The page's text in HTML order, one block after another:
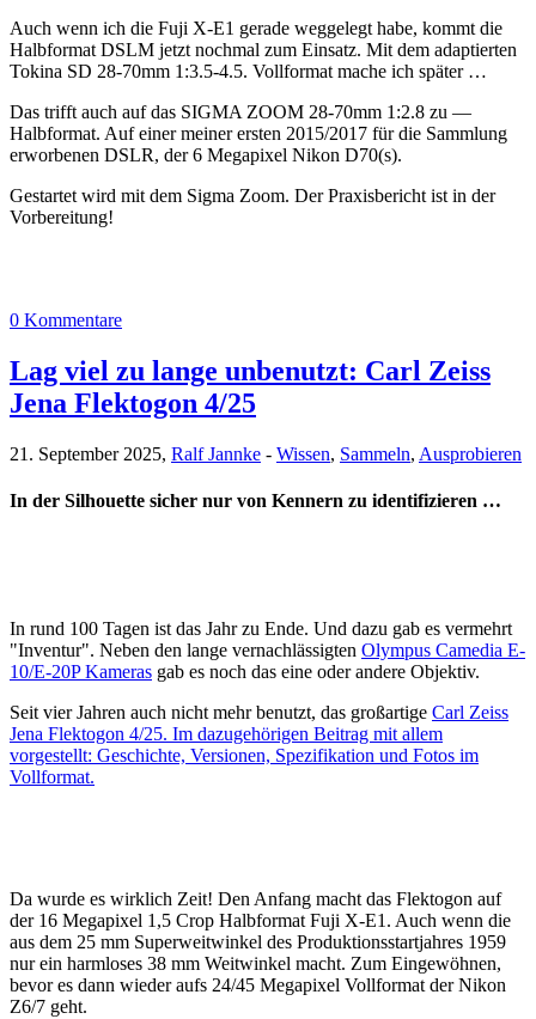
Auch wenn ich die Fuji X-E1 gerade weggelegt habe, kommt die
Halbformat DSLM jetzt nochmal zum Einsatz. Mit dem adaptierten
Tokina SD 28-70mm 1:3.5-4.5. Vollformat mache ich später …
Das trifft auch auf das SIGMA ZOOM 28-70mm 1:2.8 zu —
Halbformat. Auf einer meiner ersten 2015/2017 für die Sammlung
erworbenen DSLR, der 6 Megapixel Nikon D70(s).
Gestartet wird mit dem Sigma Zoom. Der Praxisbericht ist in der
Vorbereitung!
0 Kommentare
Lag viel zu lange unbenutzt: Carl Zeiss
Jena Flektogon 4/25
21. September 2025, Ralf Jannke - Wissen, Sammeln, Ausprobieren
In der Silhouette sicher nur von Kennern zu identifizieren …
In rund 100 Tagen ist das Jahr zu Ende. Und dazu gab es vermehrt
"Inventur". Neben den lange vernachlässigten Olympus Camedia E-
10/E-20P Kameras gab es noch das eine oder andere Objektiv.
Seit vier Jahren auch nicht mehr benutzt, das großartige Carl Zeiss
Jena Flektogon 4/25. Im dazugehörigen Beitrag mit allem
vorgestellt: Geschichte, Versionen, Spezifikation und Fotos im
Vollformat.
Da wurde es wirklich Zeit! Den Anfang macht das Flektogon auf
der 16 Megapixel 1,5 Crop Halbformat Fuji X-E1. Auch wenn die
aus dem 25 mm Superweitwinkel des Produktionsstartjahres 1959
nur ein harmloses 38 mm Weitwinkel macht. Zum Eingewöhnen,
bevor es dann wieder aufs 24/45 Megapixel Vollformat der Nikon
Z6/7 geht.